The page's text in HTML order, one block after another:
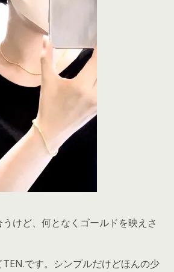
けど、何となくゴールドを映えさ
です。シンプルだけどほんの少